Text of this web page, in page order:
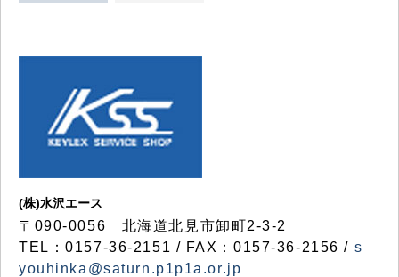
(株)水沢エース
〒090-0056 北海道北見市卸町2-3-2
TEL：0157-36-2151 / FAX：0157-36-2156 / s
youhinka@saturn.p1p1a.or.jp